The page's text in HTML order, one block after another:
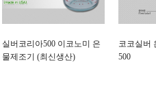
실버코리아500 이코노미 은
물제조기 (최신생산)
코코실버
500